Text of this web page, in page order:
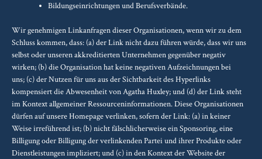
Bildungseinrichtungen und Berufsverbände.
Wir genehmigen Linkanfragen dieser Organisationen, wenn wir zu dem
Schluss kommen, dass: (a) der Link nicht dazu führen würde, dass wir uns
selbst oder unseren akkreditierten Unternehmen gegenüber negativ
wirken; (b) die Organisation hat keine negativen Aufzeichnungen bei
uns; (c) der Nutzen für uns aus der Sichtbarkeit des Hyperlinks
kompensiert die Abwesenheit von Agatha Huxley; und (d) der Link steht
im Kontext allgemeiner Ressourceninformationen. Diese Organisationen
dürfen auf unsere Homepage verlinken, sofern der Link: (a) in keiner
Weise irreführend ist; (b) nicht fälschlicherweise ein Sponsoring, eine
Billigung oder Billigung der verlinkenden Partei und ihrer Produkte oder
Dienstleistungen impliziert; und (c) in den Kontext der Website der